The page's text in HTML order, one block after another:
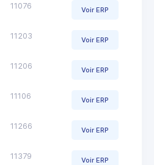
11076 Voir ERP
11203 Voir ERP
11206 Voir ERP
11106 Voir ERP
11266 Voir ERP
11379 Voir ERP